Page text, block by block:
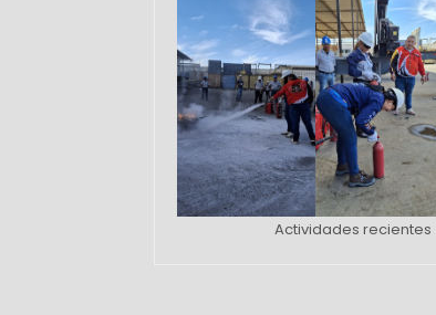
Actividades recientes